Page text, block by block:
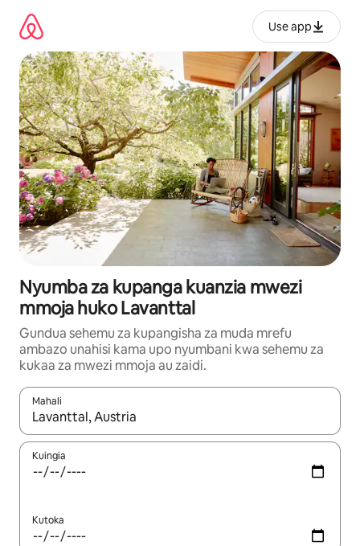
kwenda
kwenye
maudhui
Use app
Nyumba za kupanga kuanzia mwezi
mmoja huko Lavanttal
Gundua sehemu za kupangisha za muda mrefu
ambazo unahisi kama upo nyumbani kwa sehemu za
kukaa za mwezi mmoja au zaidi.
Mahali
Wakati matokeo yanapatikana, vinjari kwa kutumia vitufe vya
Kuingia
Kutoka